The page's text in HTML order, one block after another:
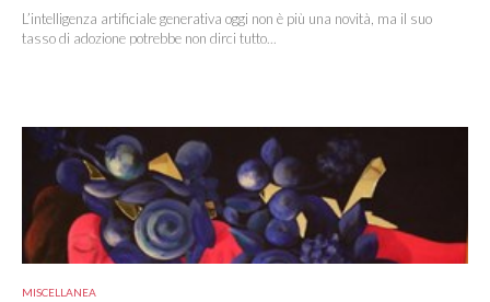
L’intelligenza artificiale generativa oggi non è più una novità, ma il suo
tasso di adozione potrebbe non dirci tutto...
MISCELLANEA